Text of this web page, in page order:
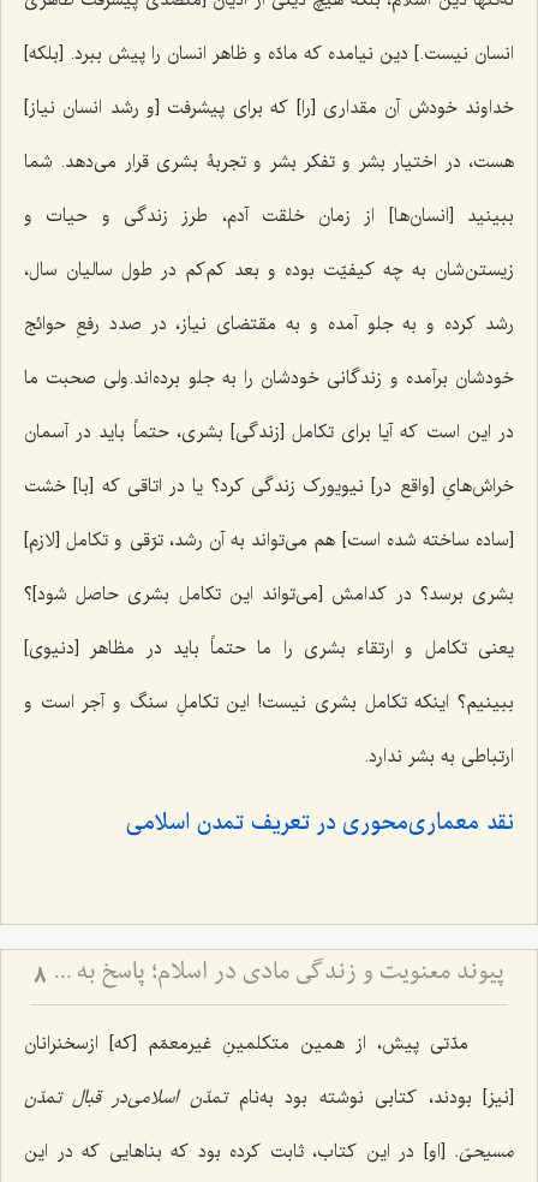
انسان نیست.] دین نیامده که مادّه و ظاهر انسان را پیش ببرد. [بلکه]
خداوند خودش آن مقداری [را] که برای پیشرفت [و رشد انسان نیاز]
هست، در اختیار بشر و تفکر بشر و تجربۀ بشری قرار می‌دهد. شما
ببینید [انسان‌ها] از زمان خلقت آدم، طرز زندگی و حیات و
زیستن‌شان به چه کیفیّت بوده و بعد کم‌کم در طول سالیان سال،
رشد کرده و به جلو آمده و به مقتضای نیاز، در صدد رفعِ حوائج
خودشان برآمده و زندگانی خودشان را به جلو برده‌اند.ولی صحبت ما
در این است که آیا برای تکامل [زندگی] بشری، حتماً باید در آسمان
خراش‌هایِ [واقع در] نیویورک زندگی کرد؟ یا در اتاقی که [با] خشت
[ساده ساخته شده است] هم می‌تواند به آن رشد، ترّقی و تکامل [لازم]
بشری برسد؟ در کدامش [می‌تواند این تکامل بشری حاصل شود]؟
یعنی تکامل و ارتقاء بشری را ما حتماً باید در مظاهر [دنیوی]
ببینیم؟ اینکه تکامل بشری نیست! این تکاملِ سنگ و آجر است و
ارتباطی به بشر ندارد.
نقد معماری‌محوری در تعریف تمدن اسلامی
پیوند معنویت و زندگی مادی در اسلام؛ پاسخ به یک شبهه اساسی - تبیین جامعیت اسلام در تأمین رشد معنوی و مادی انسان و بررسی نقش جسم، تغذیه و شرایط ظاهری در تعالی روح 8
مدّتی پیش، از همین متکلمینِ غیرمعمّم [که] ازسخنرانان
[نیز] بودند، کتابی نوشته بود به‌نامتمدّن اسلامی‌در قبال تمدّن
مسیحیّ. [او] در این کتاب، ثابت کرده بود که بناهایی که در این